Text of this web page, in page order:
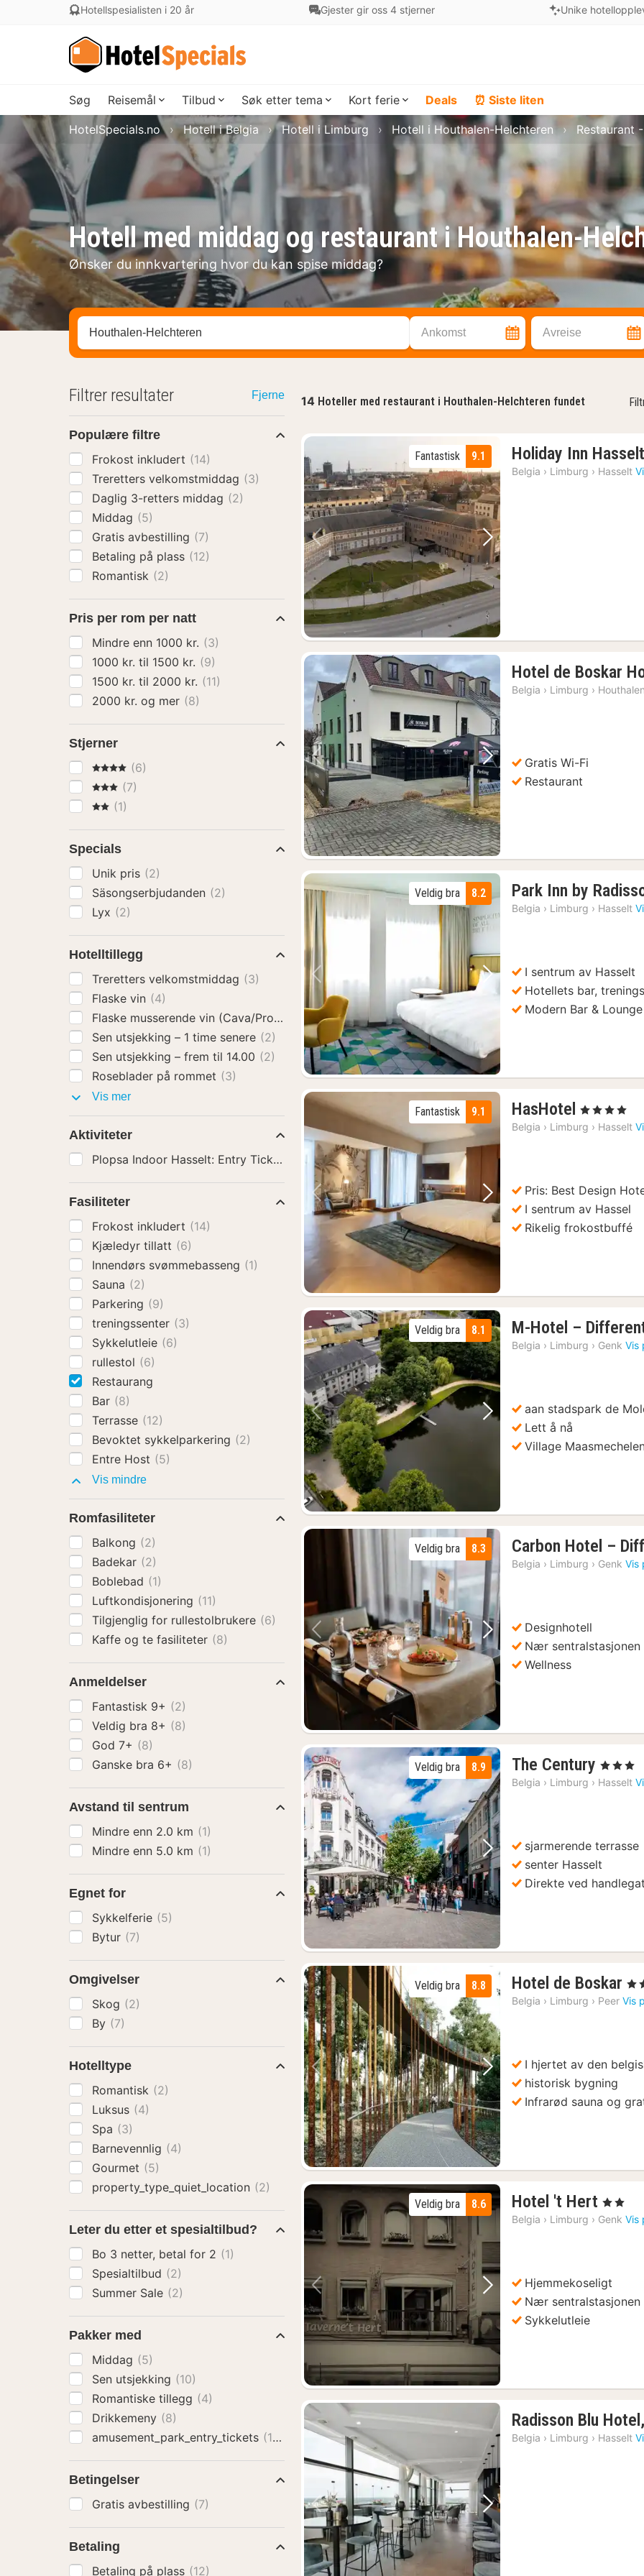
Hotellspesialisten i 20 år Gjester gir oss 4 stjerner Unike
Søg Reisemål Tilbud Søk etter tema Kort ferie Deals ⏰ Siste liten
Hotell med middag og restaurant i Houthalen-
Ønsker du innkvartering hvor du kan spise middag?
HotelSpecials.no Hotell i Belgia Hotell i Limburg Hotell i Houthalen-Helchteren Restaurant
Søk hotell, region eller by Ankomst Avreise
14 Hoteller med restaurant i Houthalen-Helchteren fundet
Forrige bilde Neste bilde
9.1
Fantastisk Holiday Inn Hasselt
Belgia › Limburg › Hasselt
Forrige bilde Neste bilde
Hotel de Boskar
Belgia › Limburg ›
Gratis Wi-Fi
Restaurant
Forrige bilde Neste bilde
8.2
Veldig bra Park Inn by
Belgia › Limburg › Hasselt
I sentrum av Hasselt
Hotellets bar,
Modern Bar & Lounge
Forrige bilde Neste bilde
9.1
Fantastisk HasHotel 1
natt
, 4 Stjerner
Belgia › Limburg › Hasselt
Pris: Best Design
I sentrum av Hassel
Rikelig frokostbuffé
Forrige bilde Neste bilde
8.1
Veldig bra M-Hotel –
Belgia › Limburg › Genk Vis
aan stadspark de
Lett å nå
Village
Forrige bilde Neste bilde
8.3
Veldig bra Carbon Hotel –
Belgia › Limburg › Genk Vis
Designhotell
Nær sentralstasjonen
Wellness
Forrige bilde Neste bilde
8.9
Veldig bra The Century 1
natt
, 3 Stjerner
Belgia › Limburg › Hasselt
sjarmerende terrasse
senter Hasselt
Direkte ved
Forrige bilde Neste bilde
8.8
Veldig bra Hotel de Boskar 1
, 4
Belgia › Limburg › Peer Vis
I hjertet av den
historisk bygning
Infrarød sauna og
Forrige bilde Neste bilde
8.6
Veldig bra Hotel 't Hert 1
natt
, 2 Stjerner
Belgia › Limburg › Genk Vis
Hjemmekoseligt
Nær sentralstasjonen
Sykkelutleie
Forrige bilde Neste bilde
Radisson Blu
Belgia › Limburg › Hasselt
Filtrer resultater Fjerne
Populære filtre
Frokost inkludert (14)
Treretters velkomstmiddag (3)
Daglig 3-retters middag (2)
Middag (5)
Gratis avbestilling (7)
Betaling på plass (12)
Romantisk (2)
Pris per rom per natt
Mindre enn 1000 kr. (3)
1000 kr. til 1500 kr. (9)
1500 kr. til 2000 kr. (11)
2000 kr. og mer (8)
Stjerner
4 Stjerner
(6)
3 Stjerner
(7)
2 Stjerner
(1)
Specials
Unik pris (2)
Säsongserbjudanden (2)
Lyx (2)
Hotelltillegg
Treretters velkomstmiddag (3)
Flaske vin (4)
Flaske musserende vin (Cava/Prosecco)(4)
Sen utsjekking – 1 time senere (2)
Sen utsjekking – frem til 14.00 (2)
Roseblader på rommet (3)
Vis merHotelltillegg
Aktiviteter
Plopsa Indoor Hasselt: Entry Ticket
(10)
Fasiliteter
Frokost inkludert (14)
Kjæledyr tillatt (6)
Innendørs svømmebasseng (1)
Sauna (2)
Parkering (9)
treningssenter (3)
Sykkelutleie (6)
rullestol (6)
Restaurang
Bar (8)
Terrasse (12)
Bevoktet sykkelparkering (2)
Entre Host (5)
Vis mindreFasiliteter
Romfasiliteter
Balkong (2)
Badekar (2)
Boblebad (1)
Luftkondisjonering (11)
Tilgjenglig for rullestolbrukere (6)
Kaffe og te fasiliteter (8)
Anmeldelser
Fantastisk 9+ (2)
Veldig bra 8+ (8)
God 7+ (8)
Ganske bra 6+ (8)
Avstand til sentrum
Mindre enn 2.0 km (1)
Mindre enn 5.0 km (1)
Egnet for
Sykkelferie (5)
Bytur (7)
Omgivelser
Skog (2)
By (7)
Hotelltype
Romantisk (2)
Luksus (4)
Spa (3)
Barnevennlig (4)
Gourmet (5)
property_type_quiet_location (2)
Leter du etter et spesialtilbud?
Bo 3 netter, betal for 2 (1)
Spesialtilbud (2)
Summer Sale (2)
Pakker med
Middag (5)
Sen utsjekking (10)
Romantiske tillegg (4)
Drikkemeny (8)
amusement_park_entry_tickets (10)
Betingelser
Gratis avbestilling (7)
Betaling
Betaling på plass (12)